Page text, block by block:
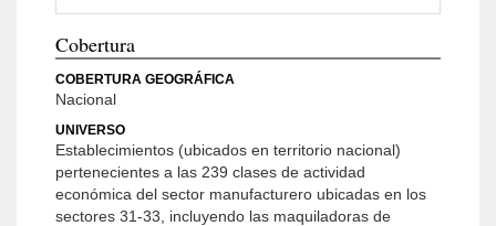
Cobertura
COBERTURA GEOGRÁFICA
Nacional
UNIVERSO
Establecimientos (ubicados en territorio nacional)
pertenecientes a las 239 clases de actividad
económica del sector manufacturero ubicadas en los
sectores 31-33, incluyendo las maquiladoras de